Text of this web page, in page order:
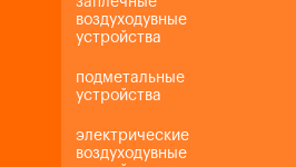
воздуходувные
устройства
подметальные
устройства
электрические
воздуходувные